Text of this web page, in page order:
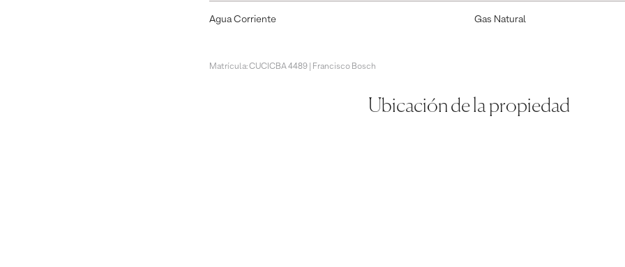
Agua Corriente Gas Natural
Matrícula: CUCICBA 4489 | Francisco Bosch
Ubicación de la propiedad